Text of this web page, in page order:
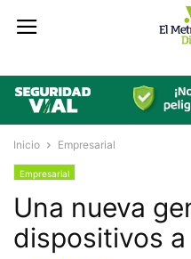
Inicio Empresarial
Empresarial
Una nueva
dispositivos